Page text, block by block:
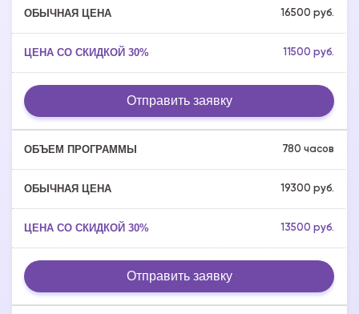
16500 руб.
11500 руб.
Отправить заявку
780 часов
19300 руб.
13500 руб.
Отправить заявку